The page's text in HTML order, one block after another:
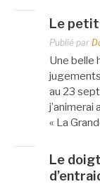
Le petit
Publié par
Une belle
au 23
« La
Le